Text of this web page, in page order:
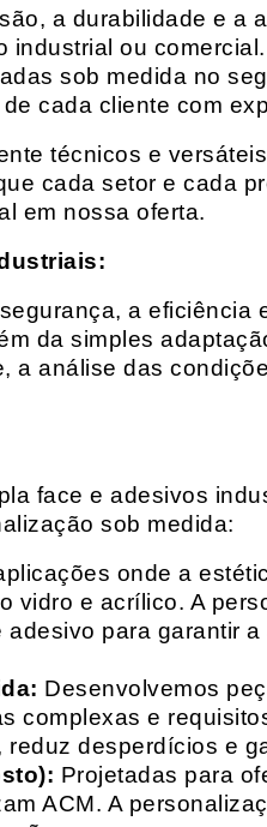
a durabilidade e a
ou
sob medida no
cada cliente com
técnicos e
cada setor e cada
em nossa oferta.
a eficiência
da simples
análise das
face e adesivos
sob medida:
onde a
vidro e acrílico. A
para garantir
Desenvolvemos
complexas e
desperdícios e
Projetadas para
ACM. A